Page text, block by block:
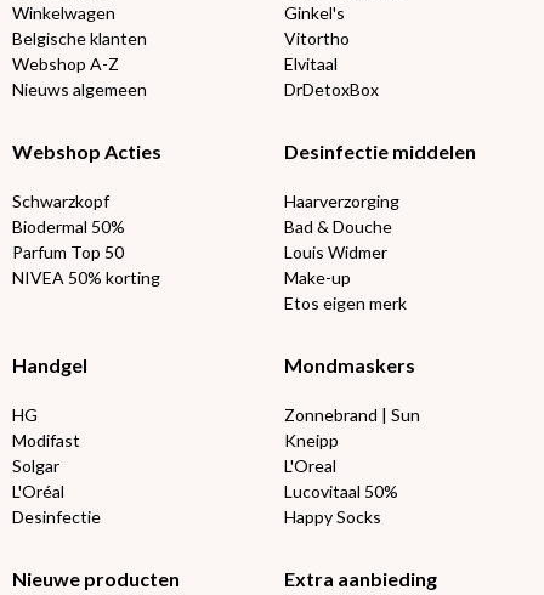
Winkelwagen
Belgische klanten
Webshop A-Z
Nieuws algemeen
Ginkel's
Vitortho
Elvitaal
DrDetoxBox
Webshop Acties
Schwarzkopf
Biodermal 50%
Parfum Top 50
NIVEA 50% korting
Desinfectie middelen
Haarverzorging
Bad & Douche
Louis Widmer
Make-up
Etos eigen merk
Handgel
HG
Modifast
Solgar
L'Oréal
Desinfectie
Mondmaskers
Zonnebrand | Sun
Kneipp
L'Oreal
Lucovitaal 50%
Happy Socks
Nieuwe producten Extra aanbieding